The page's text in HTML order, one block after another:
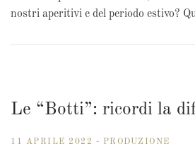
nostri aperitivi e del periodo estivo?
Le “Botti”: ricordi la
11 APRILE 2022 - PRODUZIONE